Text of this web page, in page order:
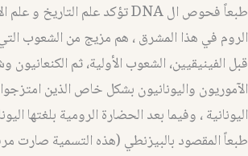
طبعاً فحوص ال DNA تؤكد علم التاريخ و علم الآثار الذي كنت دائماً أؤكد عليه و هو أن:
الروم في هذا المشرق ، هم مزيج من الشعوب
قبل الفينيقيين، الشعوب الأولية، ثم
الآموريون واليونانيون بشكل خاص الذين
اليونانية ، وفيما بعد الحضارة الرومية بلغتها
طبعاً المقصود بالبيزنطي (هذه التسمية صارت